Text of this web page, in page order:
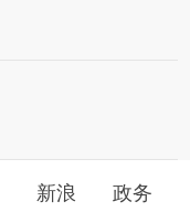
新浪
政务